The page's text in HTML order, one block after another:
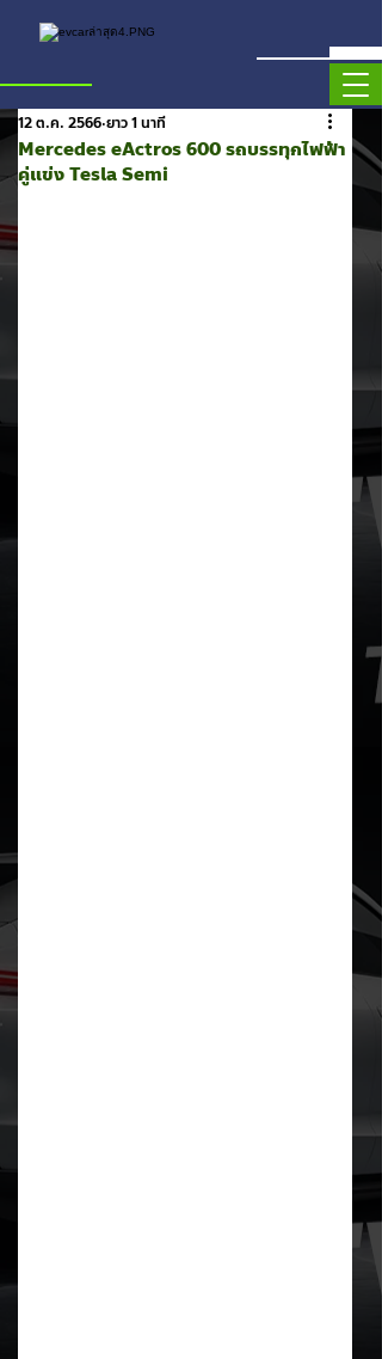
Mercedes eActros 600 รถบรรทุกไฟฟ้า
คู่แข่ง Tesla Semi
12 ต.ค. 2566 ยาว 1 นาที